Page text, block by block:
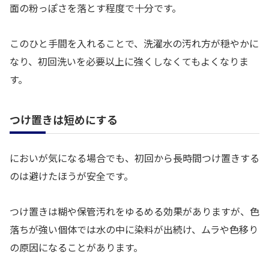
面の粉っぽさを落とす程度で十分です。
このひと手間を入れることで、洗濯水の汚れ方が穏やかに
なり、初回洗いを必要以上に強くしなくてもよくなりま
す。
つけ置きは短めにする
においが気になる場合でも、初回から長時間つけ置きする
のは避けたほうが安全です。
つけ置きは糊や保管汚れをゆるめる効果がありますが、色
落ちが強い個体では水の中に染料が出続け、ムラや色移り
の原因になることがあります。